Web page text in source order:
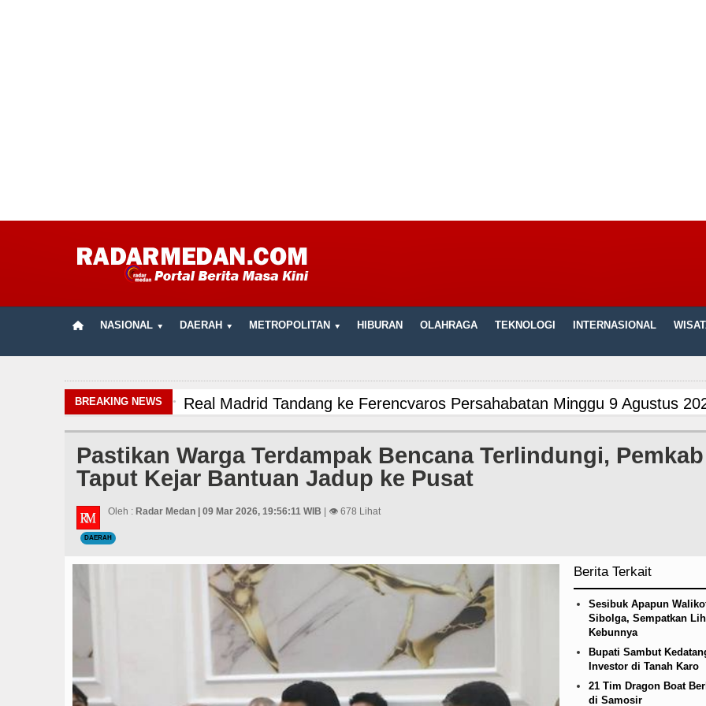
NASIONAL DAERAH METROPOLITAN HIBURAN OLAHRAGA TEKNOLOGI INTERNASIONAL
BREAKING NEWS Real Madrid Tandang ke Ferencvaros Persahabatan Minggu 9 Agustus
Dugaan Penyimpangan Dana BOS TA 2025, Jurnalis Surati SMPN 1
PSG vs Manchester United Laga Persahabatan di Swedia 8 Agustus 2026
Gubsu Bobby Prioritaskan Infrastruktur Nias Utara, Jalan Penggerak
Dugaan Penyimpangan Dana BOS TA 2025, Jurnalis Surati SMPN 1
PSG vs Manchester United Laga Persahabatan di Swedia 8 Agustus
Real Madrid Tandang ke Ferencvaros Persahabatan Minggu 9 Agustus
Pastikan Warga Terdampak Bencana Terlindungi, Pemkab
Taput Kejar Bantuan Jadup ke Pusat
Oleh : Radar Medan | 09 Mar 2026, 19:56:11 WIB | 👁 678 Lihat
DAERAH
Berita Terkait
Sesibuk Apapun
Sibolga, Sempatkan
Kebunnya
Bupati Sambut
Investor di Tanah Karo
21 Tim Dragon Boat
di Samosir